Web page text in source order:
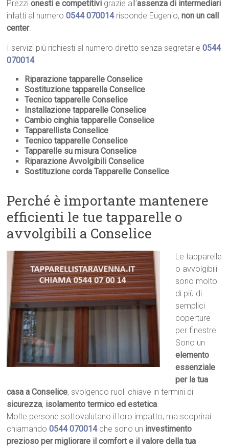
Prezzionesti e competitivi grazie all’assenza di intermediari
infatti al numero0544 070014 risponde Eugenio,non un call
center.
I servizi più richiesti al numero diretto senza segretarie0544
070014
Riparazione tapparelle Conselice
Sostituzione tapparella Conselice
Tecnico tapparelle Conselice
Installazione tapparelle Conselice
Cambio cinghia tapparelle Conselice
Tapparellista Conselice
Tecnico tapparelle Conselice
Tapparelle su misura Conselice
Riparazione Avvolgibili Conselice
Sostituzione corda Tapparelle Conselice
Perché è importante mantenere
efficienti le tue tapparelle o
avvolgibili a Conselice
Le tapparelle
o avvolgibili
sono molto
di più di
semplici
coperture
per finestre.
Sono un
elemento
essenziale
per la tua
casa a Conselice, svolgendo ruoli chiave in termini di
sicurezza, isolamento termico ed estetica.
Molte persone sottovalutano il loro impatto, ma scoprirai
chiamando0544 070014che sono un investimento
prezioso per migliorare il comfort e il valore della tua